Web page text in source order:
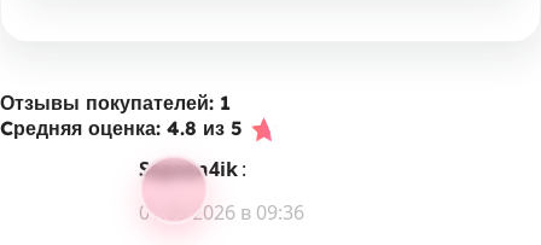
Отзывы покупателей: 1
Cредняя оценка: 4.8 из 5
sapsan4ik:
01.05.2026 в 09:36